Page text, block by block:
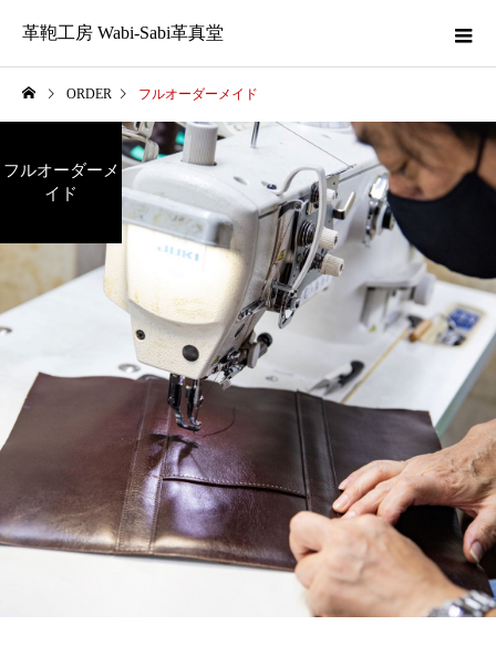
革鞄工房 Wabi-Sabi革真堂
ORDER フルオーダーメイド
フルオーダーメ
イド